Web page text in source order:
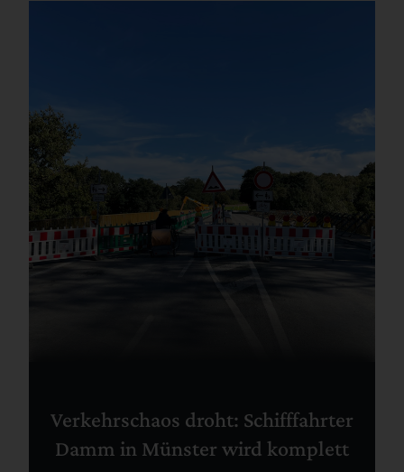
Verkehrschaos droht: Schifffahrter
Damm in Münster wird komplett